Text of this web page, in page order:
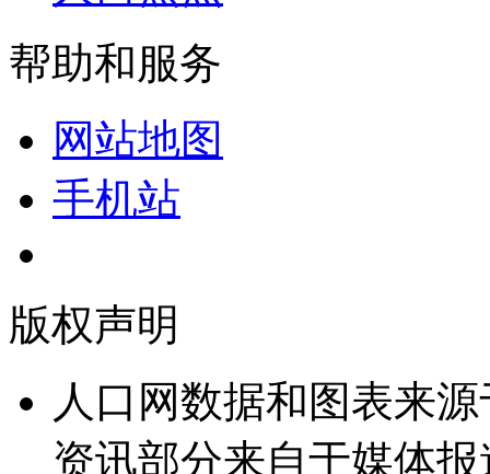
帮助和服务
网站地图
手机站
版权声明
人口网数据和图表来
资讯部分来自于媒体